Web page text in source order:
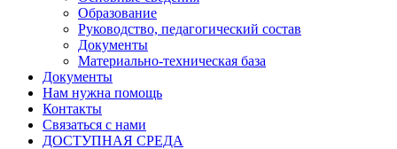
Образование
Руководство, педагогический состав
Документы
Материально-техническая база
Документы
Нам нужна помощь
Контакты
Связаться с нами
ДОСТУПНАЯ СРЕДА